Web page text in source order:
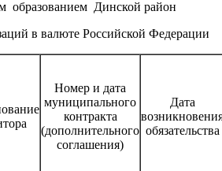
образованием Динской район
в валюте Российской Федерации
Номер и дата
муниципального
контракта
(дополнительного
соглашения)
Дата
обязательства